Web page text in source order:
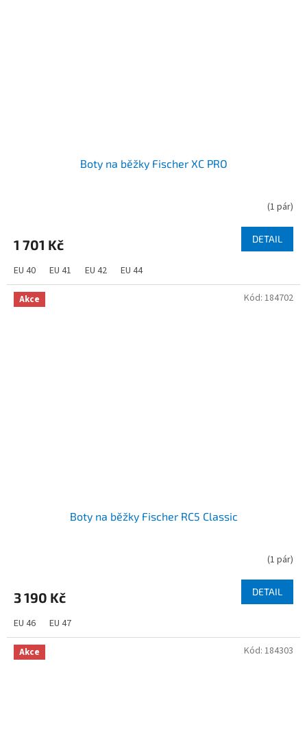
Boty na běžky Fischer XC PRO
(1 pár)
1 701 Kč DETAIL
EU 40 EU 41 EU 42 EU 44
Akce
Boty na běžky Fischer RC5 Classic
(1 pár)
3 190 Kč DETAIL
EU 46 EU 47
Kód: 184702
Akce Kód: 184303